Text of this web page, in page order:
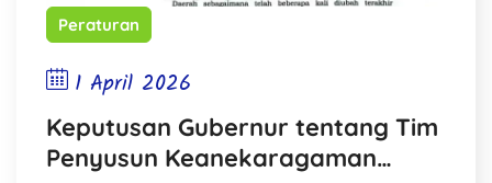
Peraturan
1 April 2026
Keputusan Gubernur tentang Tim
Penyusun Keanekaragaman